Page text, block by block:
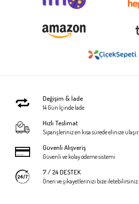
Değişim & İade
14 Gün İçinde İade
Hızlı Teslimat
Siparişleriniz en kısa sürede elinize ulaşır.
Güvenli Alışveriş
Güvenli ve kolay ödeme sistemi
7 / 24 DESTEK
Öneri ve şikayetlerinizi bize iletebilirsiniz.